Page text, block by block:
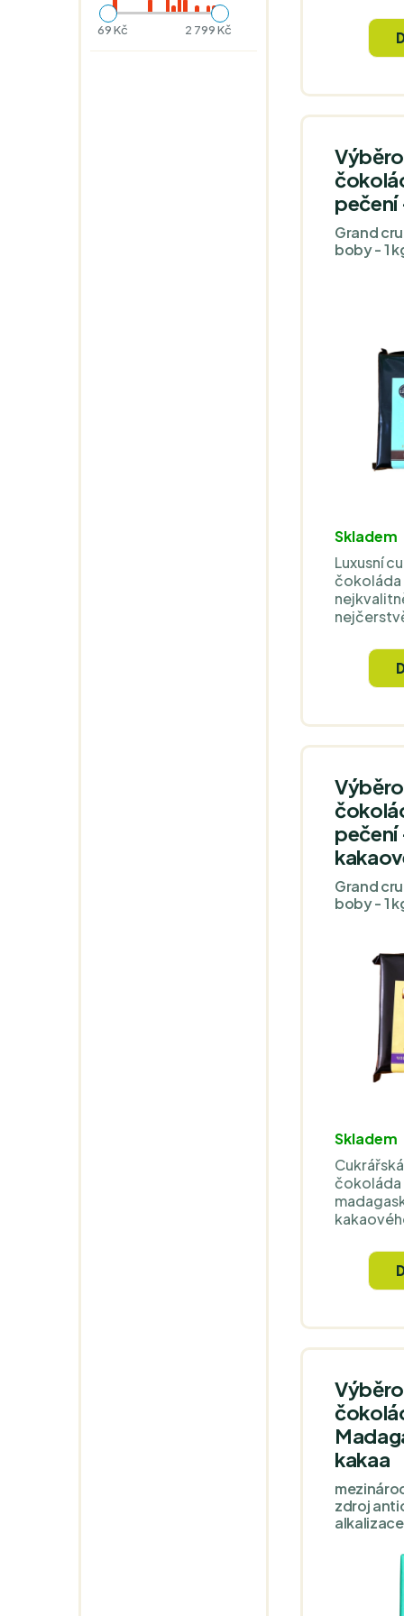
69 Kč 2 799 Kč
tmavé,
čokolády
pečení
Grand
boby - 1
Skladem
Luxusní
čokoláda
Skvělá
pečení
Grand
boby - 1
Skladem
čokoláda
chuť s
banánů
skořice.
kakaa
zdroj